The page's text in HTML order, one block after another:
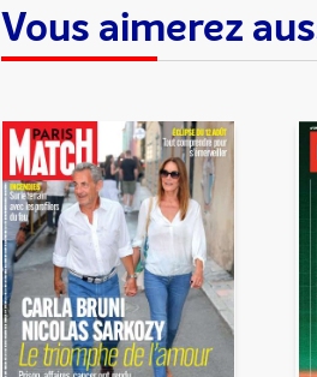
Vous aimerez